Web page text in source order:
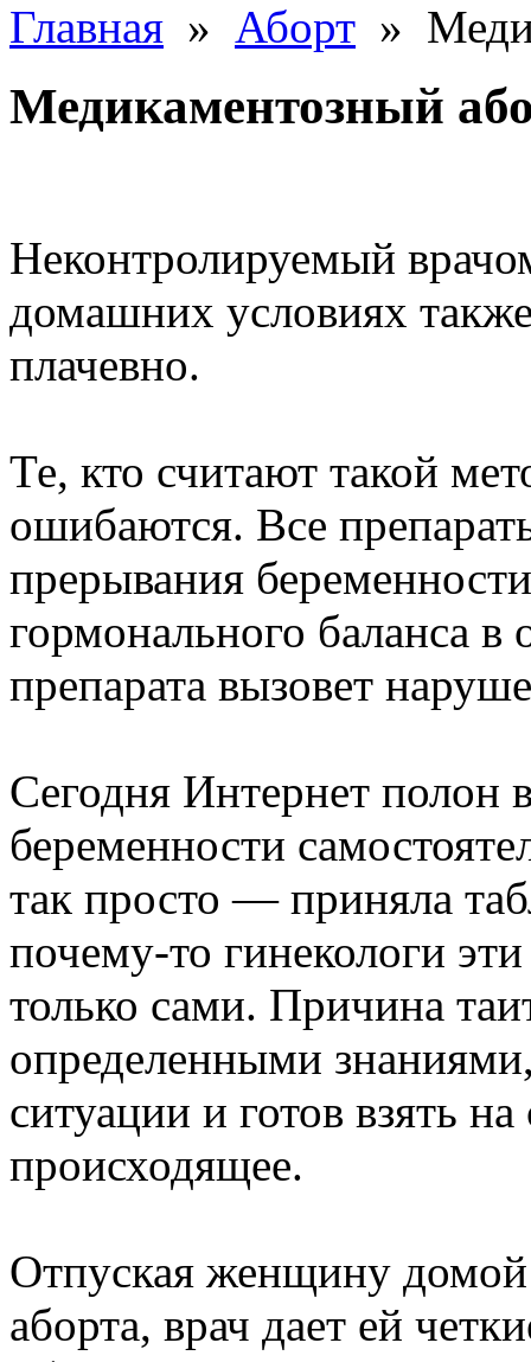
Главная » Аборт »
Медикаментозный
Неконтролируемый
домашних условиях
плачевно.
Те, кто считают такой
ошибаются. Все
прерывания
гормонального баланса
препарата вызовет
Сегодня Интернет полон
беременности
так просто — приняла
почему-то гинекологи
только сами. Причина
определенными
ситуации и готов взять на
происходящее.
Отпуская женщину домой
аборта, врач дает ей